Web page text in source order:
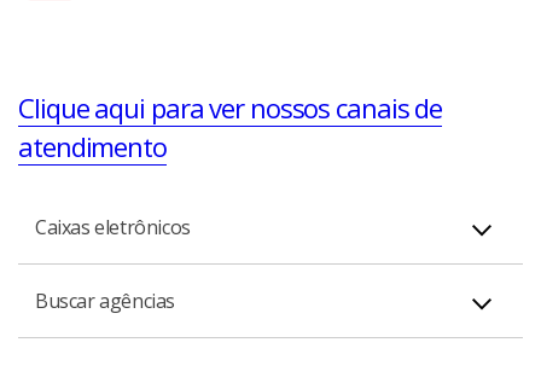
Clique aqui para ver nossos canais de
atendimento
Caixas eletrônicos
Veja os serviços disponíveis e localize
eletrônico mais próximo
Buscar agências